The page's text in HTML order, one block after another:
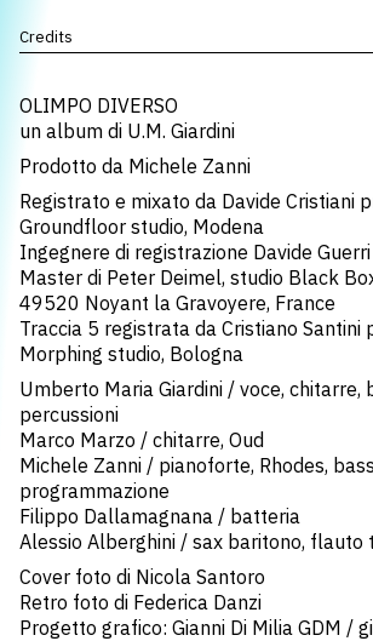
Credits
OLIMPO DIVERSO
un album di U.M. Giardini
Prodotto da Michele Zanni
Registrato e mixato da Davide Cristiani
Groundfloor studio, Modena
Ingegnere di registrazione Davide Guerri
Master di Peter Deimel, studio Black
49520 Noyant la Gravoyere, France
Traccia 5 registrata da Cristiano Santini
Morphing studio, Bologna
Umberto Maria Giardini / voce, chitarre,
percussioni
Marco Marzo / chitarre, Oud
Michele Zanni / pianoforte, Rhodes,
programmazione
Filippo Dallamagnana / batteria
Alessio Alberghini / sax baritono, flauto
Cover foto di Nicola Santoro
Retro foto di Federica Danzi
Progetto grafico: Gianni Di Milia GDM /